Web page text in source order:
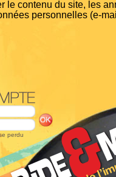
le contenu du site, les
personnelles (e-
perdu